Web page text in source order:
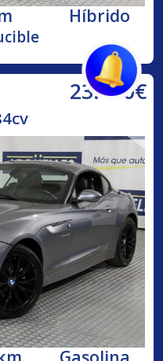
Híbrido
23.800€